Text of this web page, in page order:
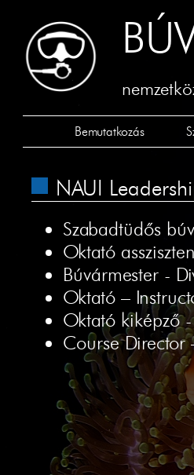
Bemutatkozás
NAUI
Szabadtüdős
Oktató
Búvármester -
Oktató –
Oktató kiképző
Course Director